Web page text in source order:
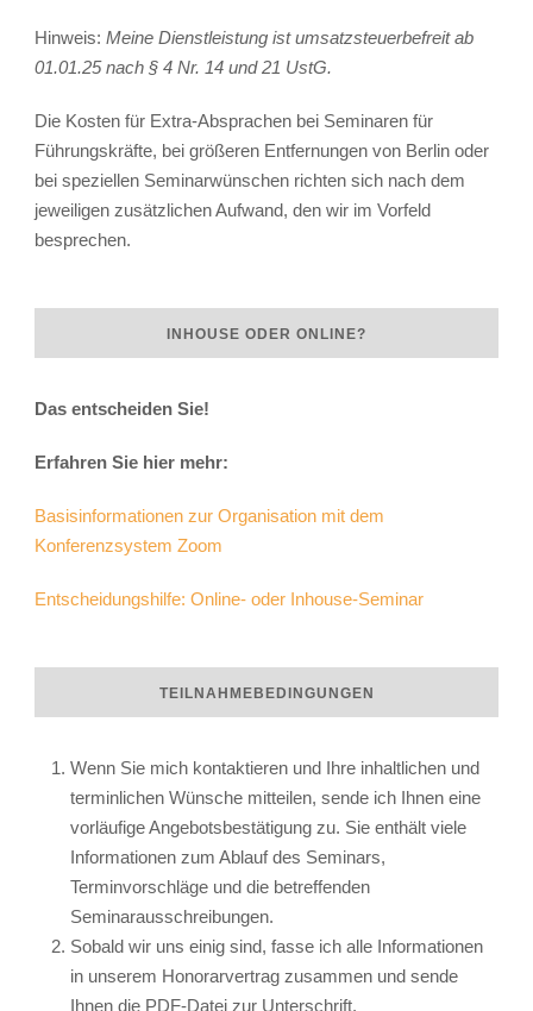
Hinweis: Meine Dienstleistung ist umsatzsteuerbefreit ab
01.01.25 nach § 4 Nr. 14 und 21 UstG.
Die Kosten für Extra-Absprachen bei Seminaren für
Führungskräfte, bei größeren Entfernungen von Berlin oder
bei speziellen Seminarwünschen richten sich nach dem
jeweiligen zusätzlichen Aufwand, den wir im Vorfeld
besprechen.
INHOUSE ODER ONLINE?
Das entscheiden Sie!
Erfahren Sie hier mehr:
Basisinformationen zur Organisation mit dem
Konferenzsystem Zoom
Entscheidungshilfe: Online- oder Inhouse-Seminar
TEILNAHMEBEDINGUNGEN
Wenn Sie mich kontaktieren und Ihre inhaltlichen und
terminlichen Wünsche mitteilen, sende ich Ihnen eine
vorläufige Angebotsbestätigung zu. Sie enthält viele
Informationen zum Ablauf des Seminars,
Terminvorschläge und die betreffenden
Seminarausschreibungen.
Sobald wir uns einig sind, fasse ich alle Informationen
in unserem Honorarvertrag zusammen und sende
Ihnen die PDF-Datei zur Unterschrift.